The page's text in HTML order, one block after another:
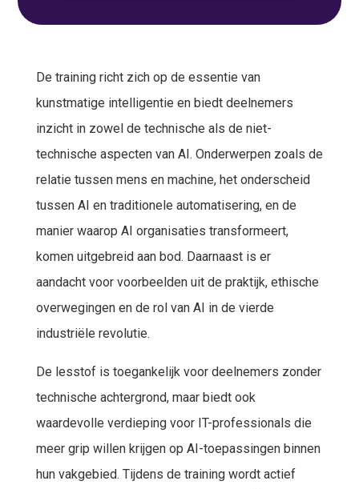
De training richt zich op de essentie van
kunstmatige intelligentie en biedt deelnemers
inzicht in zowel de technische als de niet-
technische aspecten van AI. Onderwerpen zoals de
relatie tussen mens en machine, het onderscheid
tussen AI en traditionele automatisering, en de
manier waarop AI organisaties transformeert,
komen uitgebreid aan bod. Daarnaast is er
aandacht voor voorbeelden uit de praktijk, ethische
overwegingen en de rol van AI in de vierde
industriële revolutie.
De lesstof is toegankelijk voor deelnemers zonder
technische achtergrond, maar biedt ook
waardevolle verdieping voor IT-professionals die
meer grip willen krijgen op AI-toepassingen binnen
hun vakgebied. Tijdens de training wordt actief